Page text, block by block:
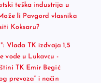
teška industrija u
li Pavgord vlasnika
Koksaru?
Vlada TK izdvaja 1,5
vode u Lukavcu -
TK Emir Begić
prevoza“ i način